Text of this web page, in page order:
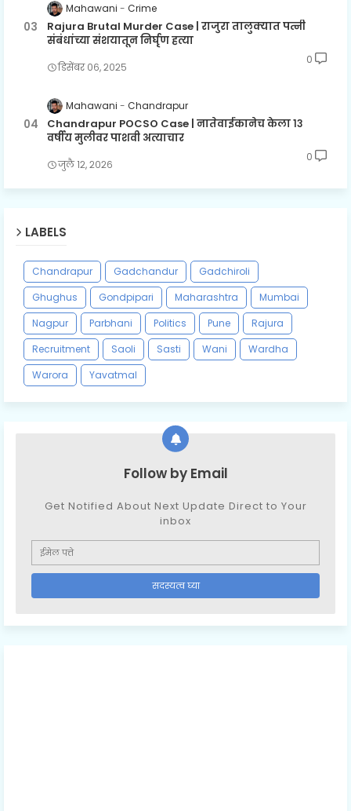
Mahawani Crime
Rajura Brutal Murder Case | राजुरा तालुक्यात पत्नी
संबंधांच्या संशयातून निर्घृण हत्या
डिसेंबर ०६, २०२५
0
Mahawani Chandrapur
Chandrapur POCSO Case | नातेवाईकानेच केला १३
वर्षीय मुलीवर पाशवी अत्याचार
जुलै १२, २०२६
0
LABELS
Chandrapur Gadchandur
Gadchiroli
Ghughus
Gondpipari Maharashtra
Mumbai
Nagpur
Parbhani Politics Pune
Rajura
Recruitment
Saoli Sasti Wani
Wardha
Warora
Yavatmal
Follow by Email
Get Notified About Next Update Direct to Your
inbox